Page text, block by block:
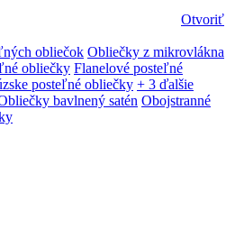
Otvoriť
obliečok Obliečky z mikrovlákna
obliečky Flanelové posteľné
posteľné obliečky + 3 ďalšie
bavlnený satén Obojstranné